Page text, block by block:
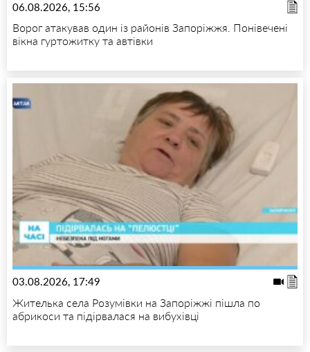
06.08.2026, 15:56
Ворог атакував один із районів Запоріжжя. Понівечені
вікна гуртожитку та автівки
03.08.2026, 17:49
Жителька села Розумівки на Запоріжжі пішла по
абрикоси та підірвалася на вибухівці